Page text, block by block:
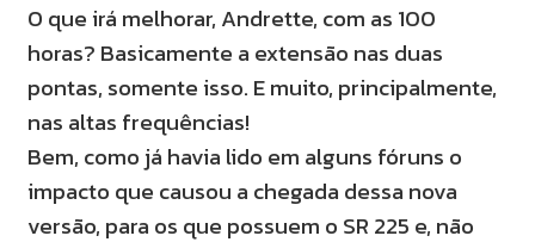
O que irá melhorar, Andrette, com as 100
horas? Basicamente a extensão nas duas
pontas, somente isso. E muito, principalmente,
nas altas frequências!
Bem, como já havia lido em alguns fóruns o
impacto que causou a chegada dessa nova
versão, para os que possuem o SR 225 e, não